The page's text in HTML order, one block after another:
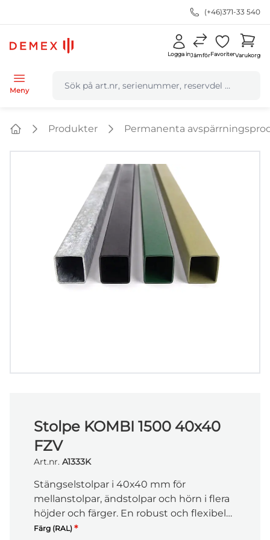
(+46)371-33 540
Logga inJämförFavoriterVarukorg
Meny
Produkter Permanenta
Stolpe KOMBI 1500 40x40
FZV
Art.nr. A1333K
Stängselstolpar i 40x40 mm för
mellanstolpar, ändstolpar och hörn i flera
höjder och färger. En robust och flexibel
lösning för stabila stängsel i alla typer av
Färg (RAL) *